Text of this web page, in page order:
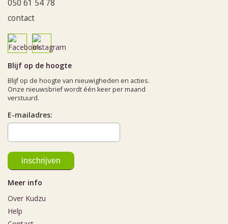
050 61 54 78
contact
Blijf op de hoogte
Blijf op de hoogte van nieuwigheden en acties.
Onze nieuwsbrief wordt één keer per maand
verstuurd.
E-mailadres:
Meer info
Over Kudzu
Help